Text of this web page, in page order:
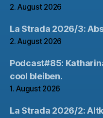
2. August 2026
La Strada 2026/3:
2. August 2026
Podcast#85:
cool bleiben.
1. August 2026
La Strada 2026/2: